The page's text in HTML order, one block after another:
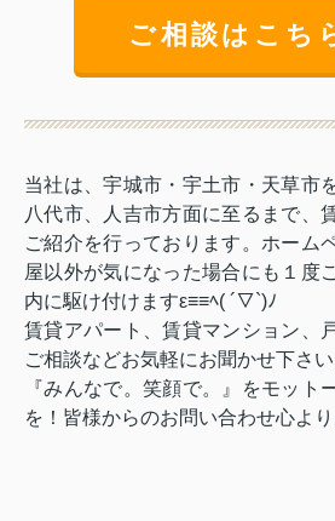
ご相談はこち
当社は、宇城市・宇土市・天草市
八代市、人吉市方面に至るまで、
ご紹介を行っております。ホーム
屋以外が気になった場合にも１度
内に駆け付けますε≡≡ﾍ( ´▽`)ﾉ
賃貸アパート、賃貸マンション、
ご相談などお気軽にお聞かせ下さい
『みんなで。笑顔で。』をモット
を！皆様からのお問い合わせ心よ